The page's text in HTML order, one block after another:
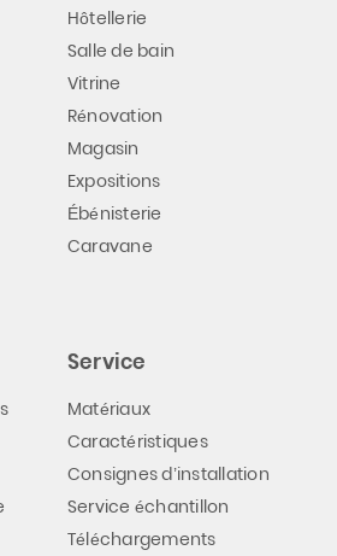
Hôtellerie
Salle de bain
Vitrine
Rénovation
Magasin
Expositions
Ébénisterie
Caravane
Service
Matériaux
Caractéristiques
Consignes d’installation
Service échantillon
Téléchargements